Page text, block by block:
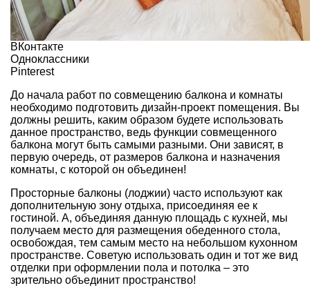
ВКонтакте
Одноклассники
Pinterest
До начала работ по совмещению балкона и комнаты
необходимо подготовить дизайн-проект помещения. Вы
должны решить, каким образом будете использовать
данное пространство, ведь функции совмещенного
балкона могут быть самыми разными. Они зависят, в
первую очередь, от размеров балкона и назначения
комнаты, с которой он объединен!
Просторные балконы (лоджии) часто используют как
дополнительную зону отдыха, присоединяя ее к
гостиной. А, объединяя данную площадь с кухней, мы
получаем место для размещения обеденного стола,
освобождая, тем самым место на небольшом кухонном
пространстве. Советую использовать один и тот же вид
отделки при оформлении пола и потолка – это
зрительно объединит пространство!